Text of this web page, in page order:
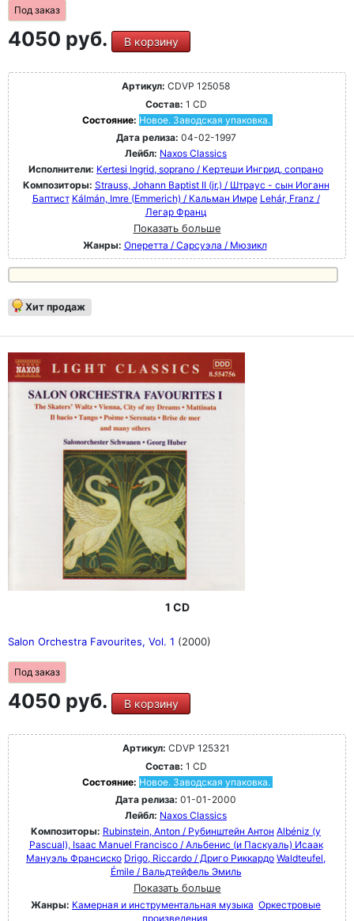
Под заказ
4050 руб. В корзину
Артикул: CDVP 125058
Состав: 1 CD
Состояние: Новое. Заводская упаковка.
Дата релиза: 04-02-1997
Лейбл: Naxos Classics
Исполнители: Kertesi Ingrid, soprano / Кертеши Ингрид, сопрано
Композиторы: Strauss, Johann Baptist II (jr.) / Штраус - сын Иоганн
Баптист Kálmán, Imre (Emmerich) / Кальман Имре Lehár, Franz /
Легар Франц
Показать больше
Жанры: Оперетта / Сарсуэла / Мюзикл
Хит продаж
1 CD
Salon Orchestra Favourites, Vol. 1 (2000)
Под заказ
4050 руб. В корзину
Артикул: CDVP 125321
Состав: 1 CD
Состояние: Новое. Заводская упаковка.
Дата релиза: 01-01-2000
Лейбл: Naxos Classics
Композиторы: Rubinstein, Anton / Рубинштейн Антон Albéniz (y
Pascual), Isaac Manuel Francisco / Альбенис (и Паскуаль) Исаак
Мануэль Франсиско Drigo, Riccardo / Дриго Риккардо Waldteufel,
Émile / Вальдтейфель Эмиль
Показать больше
Жанры: Камерная и инструментальная музыка Оркестровые
произведения